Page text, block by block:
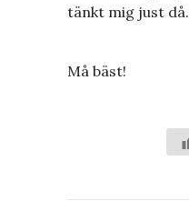
tänkt mig just då.
Må bäst!